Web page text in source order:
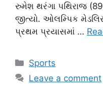
રુમેશ થરંગા પથિરાજ
જીત્યો. ઓલમ્પિક
પ્રથમ પ્રયાસમાં …
Categories
Sports
Leave a comment